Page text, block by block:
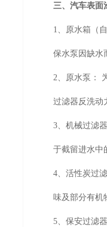
三、汽车表面
1、原水箱（
保水泵因缺水
2、原水泵：
过滤器反洗动
3、机械过滤
于截留进水中
4、活性炭过
味及部分有机
5、保安过滤